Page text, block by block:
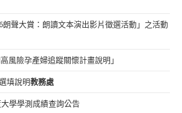
朗聲大賞：朗讀文本演出影片徵選活動」之活動
風險孕產婦追蹤關懷計畫說明」
填說明教務處
學學測成績查詢公告